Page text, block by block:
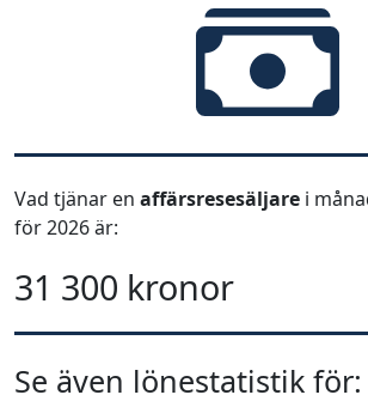
Vad tjänar en affärsresesäljare i
för 2026 är:
31 300 kronor
Se även lönestatistik för: